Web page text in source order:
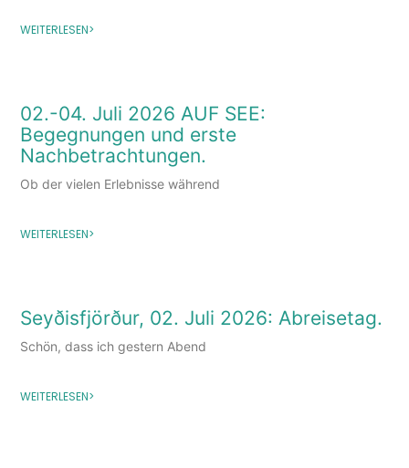
WEITERLESEN>
02.-04. Juli 2026 AUF SEE:
Begegnungen und erste
Nachbetrachtungen.
Ob der vielen Erlebnisse während
WEITERLESEN>
Seyðisfjörður, 02. Juli 2026: Abreisetag.
Schön, dass ich gestern Abend
WEITERLESEN>